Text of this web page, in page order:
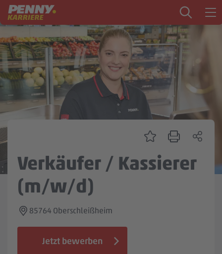
Zum Inhalt springen
Startseite
PENNY als Arbeitgeber
Ausbildung
Markt
Zentrale & Vertrieb
Mein Kandidat:innenprofil
Jobbörse
Verkäufer / Kassierer
(m/w/d)
85764 Oberschleißheim
Jetzt bewerben